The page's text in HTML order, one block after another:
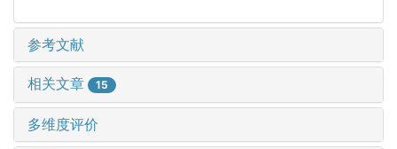
参考文献
相关文章 15
多维度评价